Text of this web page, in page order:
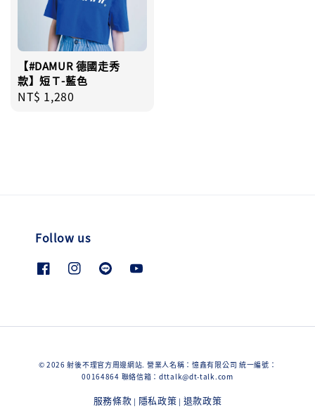
【#DAMUR 德國走秀
款】短Ｔ-藍色
Regular
NT$ 1,280
Follow us
© 2026 射後不理官方周邊網站. 營業人名稱：憶鑫有限公司 統一編號：
00164864 聯絡信箱：dttalk@dt-talk.com
服務條款 | 隱私政策 | 退款政策